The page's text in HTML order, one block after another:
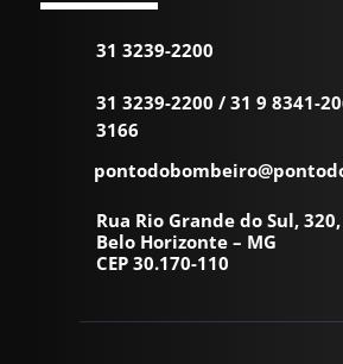
31 3239-2200
31 3239-2200 / 31 9 8341-
3166
Rua Rio Grande do Sul,
Belo Horizonte – MG
CEP 30.170-110